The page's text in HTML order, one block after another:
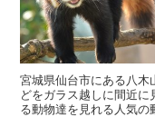
宮城県仙台市にある八木
どをガラス越しに間近
る動物達を見れる人気の動物